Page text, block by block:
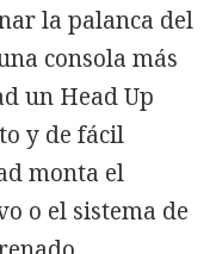
la palanca del
consola más
un Head Up
y de fácil
monta el
o el sistema de